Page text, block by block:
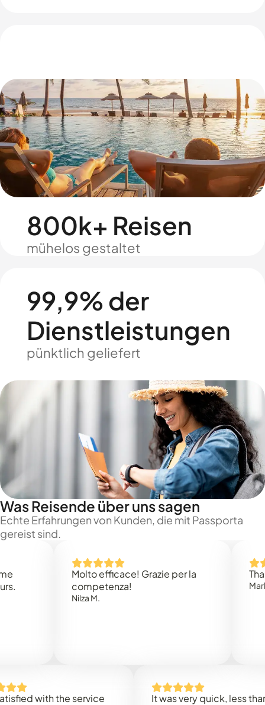
800k+ Reisen
mühelos gestaltet
99,9% der
Dienstleistungen
pünktlich geliefert
Was Reisende über uns sagen
Echte Erfahrungen von Kunden, die mit Passporta
gereist sind.
Molto efficace! Grazie per la
competenza!
Thank
with the service
It was very quick, less than